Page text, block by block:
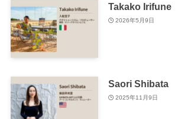
Takako Irifune
2026年5月9日
Saori Shibata
2025年11月9日